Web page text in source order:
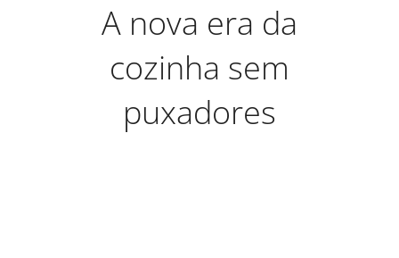
A nova era da
cozinha sem
puxadores